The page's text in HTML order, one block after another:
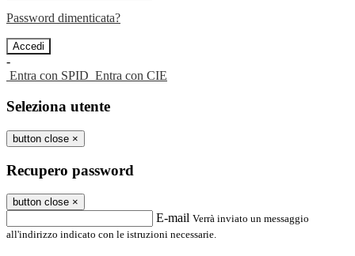
Password dimenticata?
-
Entra con SPID Entra con CIE
Seleziona utente
button close ×
Recupero password
button close ×
E-mail Verrà inviato un messaggio
all'indirizzo indicato con le istruzioni necessarie.